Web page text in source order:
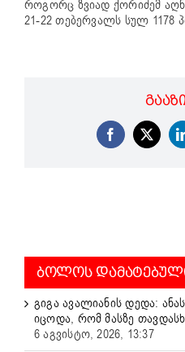
როგორც ზვიად ქორიძემ
21-22 თებერვალს სულ 1178
Facebook
X
ᲑᲝᲚᲝᲡ
გიგა ავალიანის დედა:
იცოდა, რომ მასზე
6 აგვისტო, 2026, 13:37